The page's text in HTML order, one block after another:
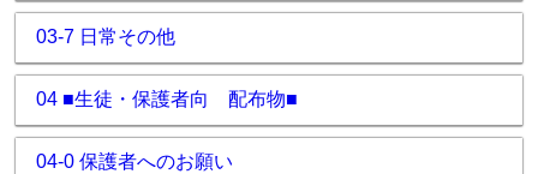
03-7 日常その他
04 ■生徒・保護者向 配布物■
04-0 保護者へのお願い